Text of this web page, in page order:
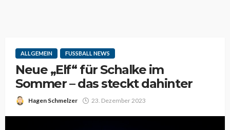
ALLGEMEIN FUSSBALL NEWS
Neue „Elf“ für Schalke im
Sommer – das steckt dahinter
Hagen Schmelzer 23. Dezember 2023